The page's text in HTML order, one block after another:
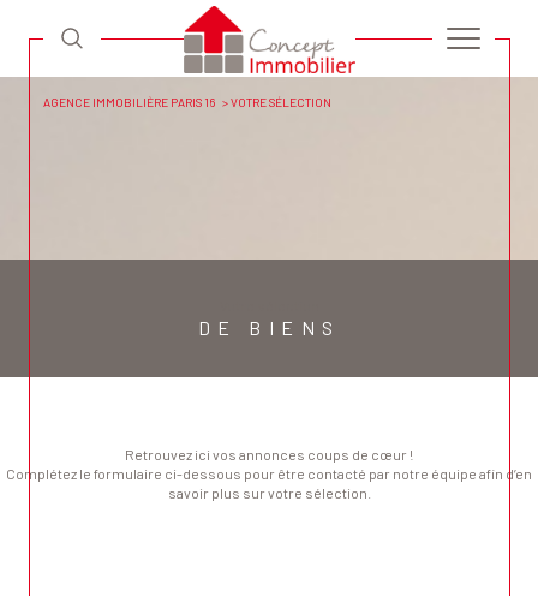
AGENCE IMMOBILIÈRE PARIS 16 VOTRE SÉLECTION
DE BIENS
Retrouvez ici vos annonces coups de cœur !
Complétez le formulaire ci-dessous pour être contacté par notre équipe afin d’en
savoir plus sur votre sélection.